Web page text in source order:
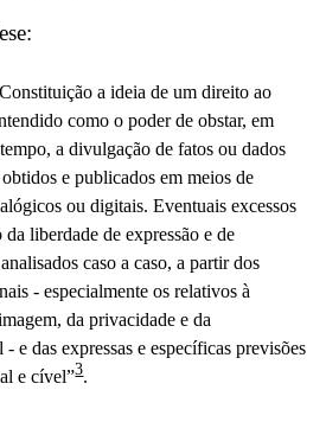
a ideia de um direito ao
como o poder de obstar, em
a divulgação de fatos ou dados
e publicados em meios de
ou digitais. Eventuais excessos
liberdade de expressão e de
caso a caso, a partir dos
- especialmente os relativos à
da privacidade e da
e das expressas e específicas previsões
e cível”3.